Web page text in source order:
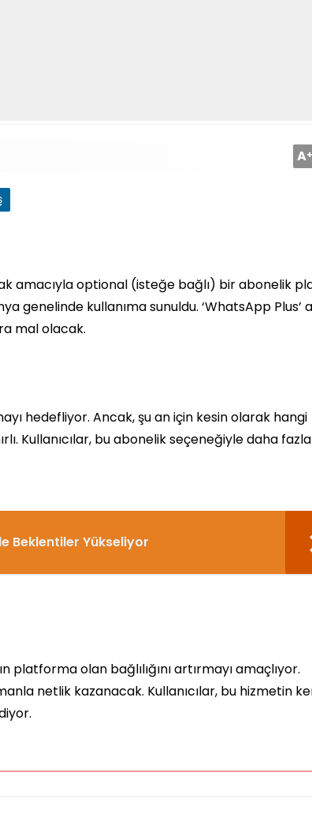
A+
amacıyla optional (isteğe bağlı) bir abonelik
genelinde kullanıma sunuldu. ‘WhatsApp Plus’
mal olacak.
hedefliyor. Ancak, şu an için kesin olarak hangi
Kullanıcılar, bu abonelik seçeneğiyle daha fazla
Beklentiler Yükseliyor
platforma olan bağlılığını artırmayı amaçlıyor.
netlik kazanacak. Kullanıcılar, bu hizmetin